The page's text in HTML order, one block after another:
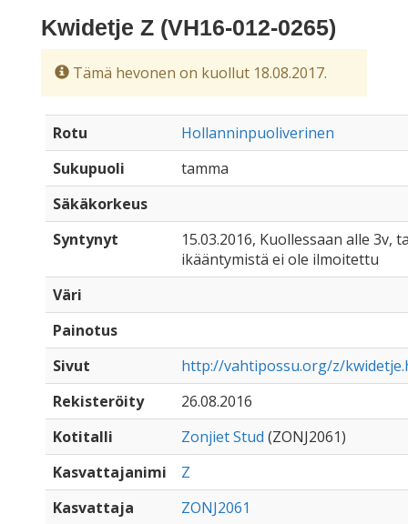
Kwidetje Z (VH16-012-0265)
Tämä hevonen on kuollut 18.08.2017.
Rotu
Hollanninpuoliverinen
Sukupuoli
tamma
Säkäkorkeus
Syntynyt
15.03.2016, Kuollessaan alle 3v,
ikääntymistä ei ole ilmoitettu
Väri
Painotus
Sivut
http://vahtipossu.org/z/
Rekisteröity
26.08.2016
Kotitalli
Zonjiet Stud (ZONJ2061)
Kasvattajanimi
Z
Kasvattaja
ZONJ2061